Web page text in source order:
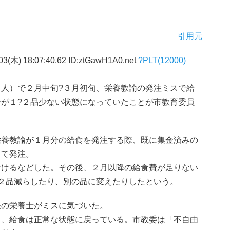
引用元
木) 18:07:40.62 ID:ztGawH1A0.net?PLT(12000)
で２月中旬?３月初旬、栄養教諭の発注ミスで給
１?２品少ない状態になっていたことが市教育委員
諭が１月分の給食を発注する際、既に集金済みの
発注。
るなどした。その後、２月以降の給食費が足りない
減らしたり、別の品に変えたりしたという。
養士がミスに気づいた。
給食は正常な状態に戻っている。市教委は「不自由